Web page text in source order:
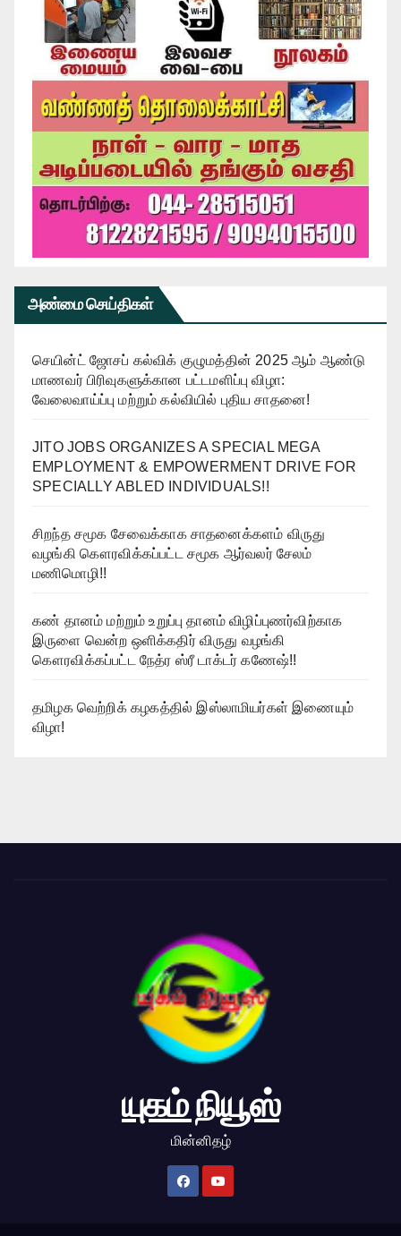
அண்மை செய்திகள்
செயின்ட் ஜோசப் கல்விக் குழுமத்தின் 2025 ஆம் ஆண்டு
மாணவர் பிரிவுகளுக்கான பட்டமளிப்பு விழா:
வேலைவாய்ப்பு மற்றும் கல்வியில் புதிய சாதனை!
JITO JOBS ORGANIZES A SPECIAL MEGA
EMPLOYMENT & EMPOWERMENT DRIVE FOR
SPECIALLY ABLED INDIVIDUALS!!
சிறந்த சமூக சேவைக்காக சாதனைக்களம் விருது
வழங்கி கௌரவிக்கப்பட்ட சமூக ஆர்வலர் சேலம்
மணிமொழி!!
கண் தானம் மற்றும் உறுப்பு தானம் விழிப்புணர்விற்காக
இருளை வென்ற ஒளிக்கதிர் விருது வழங்கி
கௌரவிக்கப்பட்ட நேத்ர ஸ்ரீ டாக்டர் கணேஷ்!!
தமிழக வெற்றிக் கழகத்தில் இஸ்லாமியர்கள் இணையும்
விழா!
யுகம் நியூஸ்
மின்னிதழ்